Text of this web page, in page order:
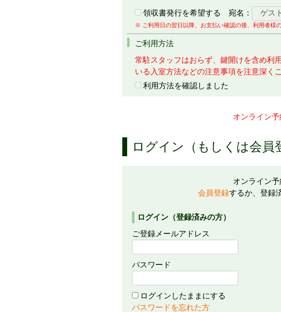
領収書発行を希望する 宛名：
※ ご利用日の翌日以降、お支払い確認の後、利用者様
ご利用方法
常駐スタッフはおらず、鍵開けを含め利
いる入室方法などの注意事項を注意深く
利用方法を確認しました
オンライン
ログイン（もしくは会員
オンライン
会員登録するか、登録
ログイン（登録済みの方）
ご登録メールアドレス
パスワード
ログインしたままにする
パスワードを忘れた方